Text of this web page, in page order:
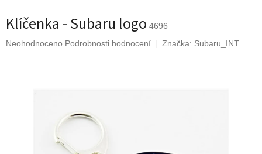
Klíčenka - Subaru logo 4696
Průměrné
Neohodnoceno Podrobnosti hodnocení Značka: Subaru_INT